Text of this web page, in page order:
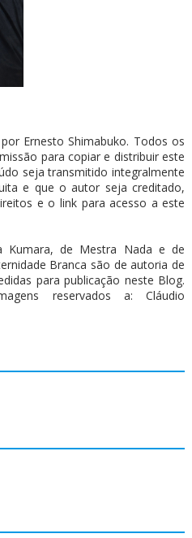
Ernesto Shimabuko. Todos os
para copiar e distribuir este
seja transmitido integralmente
e que o autor seja creditado,
e o link para acesso a este
Kumara, de Mestra Nada e de
Branca são de autoria de
para publicação neste Blog.
reservados a: Cláudio